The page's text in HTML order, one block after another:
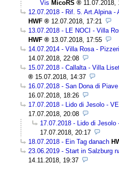
Vis MicoRS
11.07.2018,
12.07.2018 - Rif. 5. Art.Alpina -
HWF
12.07.2018, 17:21
13.07.2018 - LE NOCI - Villa
HWF
13.07.2018, 17:55
14.07.2014 - Villa Rosa -
14.07.2018, 22:08
15.07.2018 - Callalta - Villa
15.07.2018, 14:37
16.07.2018 - San Dona di
16.07.2018, 18:26
17.07.2018 - Lido di Jesolo -
17.07.2018, 20:08
17.07.2018 - Lido di Jesolo
17.07.2018, 20:17
18.07.2018 - Ein Tag danach
23.06.2019 - Start in Salzburg
14.11.2018, 19:37